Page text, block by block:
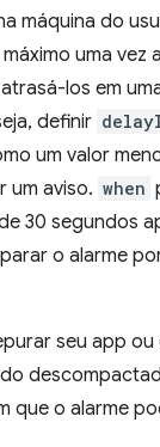
máquina do
uma vez
los em
definir
um valor
um aviso. when
30 segundos
o alarme
seu app ou
que o alarme